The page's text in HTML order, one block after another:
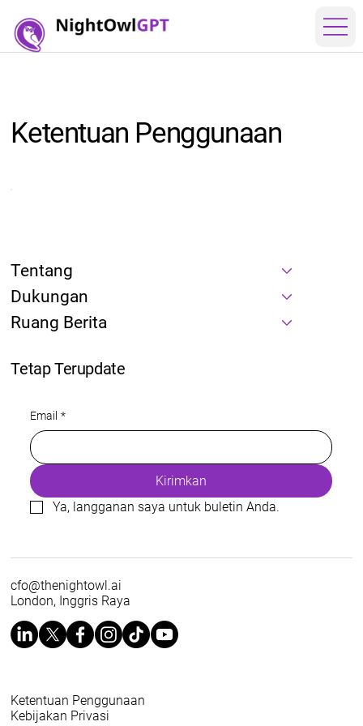
Ketentuan Penggunaan
Tentang
Dukungan
Ruang Berita
Tetap Terupdate
Email *
Kirimkan
Ya, langganan saya untuk buletin Anda.
cfo@thenightowl.ai
London, Inggris Raya
Ketentuan Penggunaan
Kebijakan Privasi